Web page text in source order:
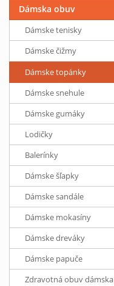
Dámska obuv
Dámske tenisky
Dámske čižmy
Dámske topánky
Dámske snehule
Dámske gumáky
Lodičky
Balerínky
Dámske šľapky
Dámske sandále
Dámske mokasíny
Dámske dreváky
Dámske papuče
Zdravotná obuv dámska